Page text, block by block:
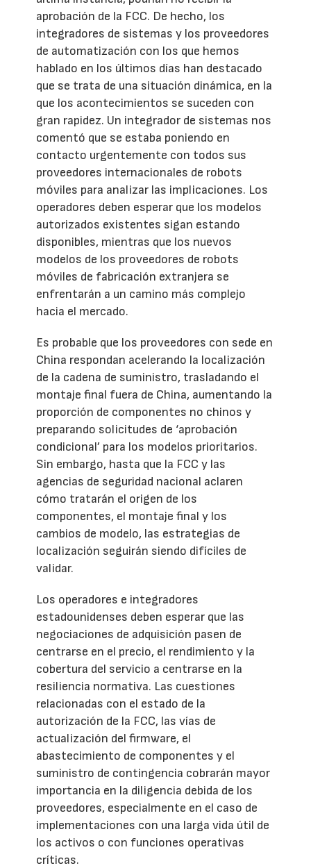
aprobación de la FCC. De hecho, los
integradores de sistemas y los proveedores
de automatización con los que hemos
hablado en los últimos días han destacado
que se trata de una situación dinámica, en la
que los acontecimientos se suceden con
gran rapidez. Un integrador de sistemas nos
comentó que se estaba poniendo en
contacto urgentemente con todos sus
proveedores internacionales de robots
móviles para analizar las implicaciones. Los
operadores deben esperar que los modelos
autorizados existentes sigan estando
disponibles, mientras que los nuevos
modelos de los proveedores de robots
móviles de fabricación extranjera se
enfrentarán a un camino más complejo
hacia el mercado.
Es probable que los proveedores con sede en
China respondan acelerando la localización
de la cadena de suministro, trasladando el
montaje final fuera de China, aumentando la
proporción de componentes no chinos y
preparando solicitudes de ‘aprobación
condicional’ para los modelos prioritarios.
Sin embargo, hasta que la FCC y las
agencias de seguridad nacional aclaren
cómo tratarán el origen de los
componentes, el montaje final y los
cambios de modelo, las estrategias de
localización seguirán siendo difíciles de
validar.
Los operadores e integradores
estadounidenses deben esperar que las
negociaciones de adquisición pasen de
centrarse en el precio, el rendimiento y la
cobertura del servicio a centrarse en la
resiliencia normativa. Las cuestiones
relacionadas con el estado de la
autorización de la FCC, las vías de
actualización del firmware, el
abastecimiento de componentes y el
suministro de contingencia cobrarán mayor
importancia en la diligencia debida de los
proveedores, especialmente en el caso de
implementaciones con una larga vida útil de
los activos o con funciones operativas
críticas.